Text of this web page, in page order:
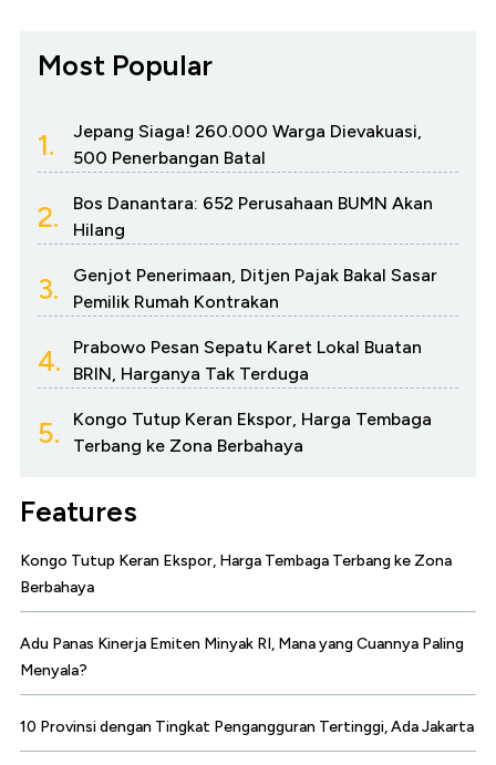
Most Popular
1.
Jepang Siaga! 260.000 Warga Dievakuasi,
500 Penerbangan Batal
2.
Bos Danantara: 652 Perusahaan BUMN Akan
Hilang
3.
Genjot Penerimaan, Ditjen Pajak Bakal Sasar
Pemilik Rumah Kontrakan
4.
Prabowo Pesan Sepatu Karet Lokal Buatan
BRIN, Harganya Tak Terduga
5.
Kongo Tutup Keran Ekspor, Harga Tembaga
Terbang ke Zona Berbahaya
Features
Kongo Tutup Keran Ekspor, Harga Tembaga Terbang ke Zona
Berbahaya
Adu Panas Kinerja Emiten Minyak RI, Mana yang Cuannya Paling
Menyala?
10 Provinsi dengan Tingkat Pengangguran Tertinggi, Ada Jakarta